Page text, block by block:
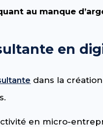
au manque
en
dans la
en micro-